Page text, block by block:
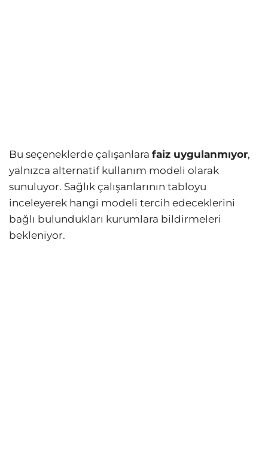
Bu seçeneklerde çalışanlara faiz uygulanmıyor,
yalnızca alternatif kullanım modeli olarak
sunuluyor. Sağlık çalışanlarının tabloyu
inceleyerek hangi modeli tercih edeceklerini
bağlı bulundukları kurumlara bildirmeleri
bekleniyor.